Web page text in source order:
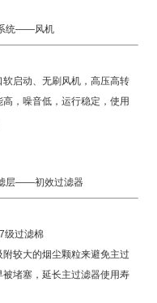
统——风机
软启动、无刷风机，高压高转
高，噪音低，运行稳定，使用
层——初效过滤器
级过滤棉
附较大的烟尘颗粒来避免主过
被堵塞，延长主过滤器使用寿